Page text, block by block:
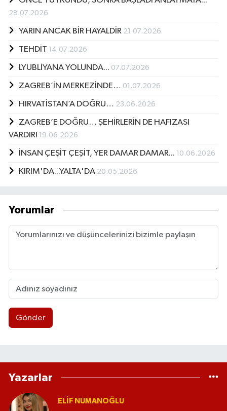
28.07.2026
YARIN ANCAK BİR HAYALDİR 21.07.2026
TEHDİT 14.07.2026
LYUBLİYANA YOLUNDA... 07.07.2026
ZAGREB’İN MERKEZİNDE… 01.07.2026
HIRVATİSTAN’A DOĞRU… 23.06.2026
ZAGREB’E DOĞRU… ŞEHİRLERİN DE HAFIZASI
VARDIR! 19.06.2026
İNSAN ÇEŞİT ÇEŞİT, YER DAMAR DAMAR... 10.06.2026
KIRIM'DA...YALTA'DA 20.05.2026
Yorumlar
Gönder
Yazarlar
ELİF NUMANOĞLU